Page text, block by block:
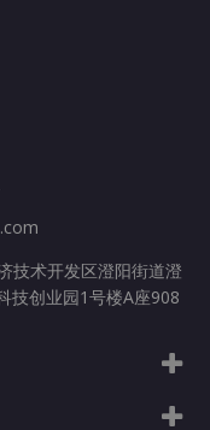
技术开发区澄阳街道澄
技创业园1号楼A座908